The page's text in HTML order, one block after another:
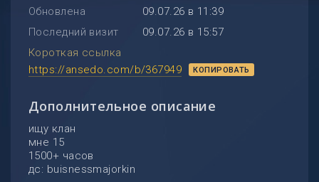
Обновлена
09.07.26 в 11:39
Последний визит
09.07.26 в 15:57
Короткая ссылка
https://ansedo.com/b/367949
КОПИРОВАТЬ
Дополнительное описание
ищу клан
мне 15
1500+ часов
дс: buisnessmajorkin